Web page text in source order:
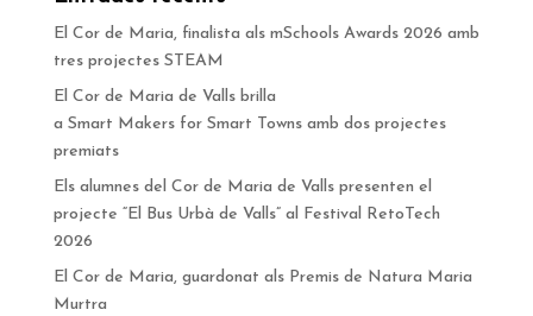
El Cor de Maria, finalista als mSchools Awards 2026 amb
tres projectes STEAM
El Cor de Maria de Valls brilla
a Smart Makers for Smart Towns amb dos projectes
premiats
Els alumnes del Cor de Maria de Valls presenten el
projecte “El Bus Urbà de Valls” al Festival RetoTech
2026
El Cor de Maria, guardonat als Premis de Natura Maria
Murtra